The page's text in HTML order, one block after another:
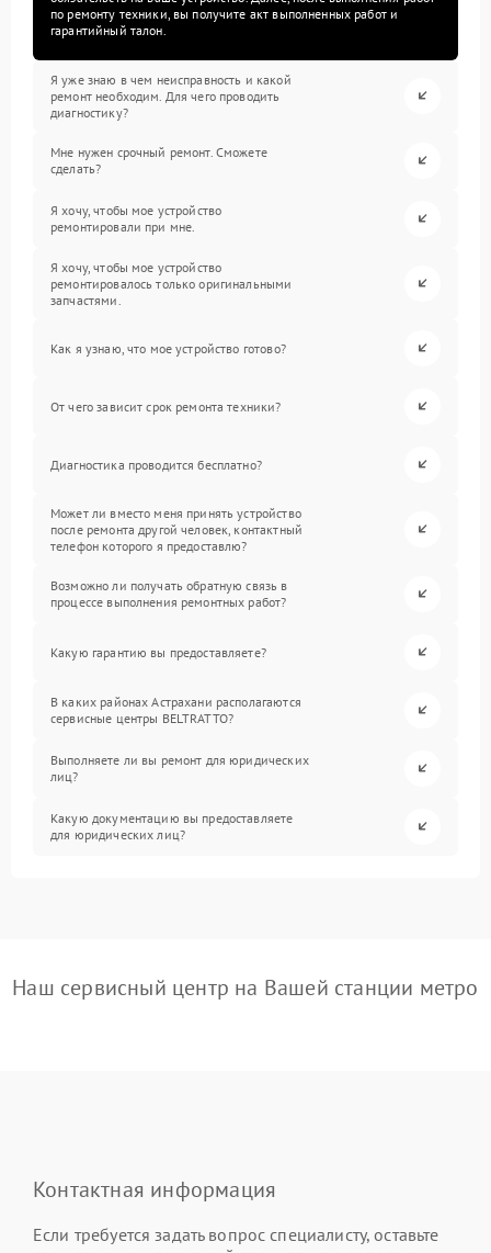
по ремонту техники, вы получите акт выполненных работ и
гарантийный талон.
Я уже знаю в чем неисправность и какой
ремонт необходим. Для чего проводить
диагностику?
Мне нужен срочный ремонт. Сможете
сделать?
Я хочу, чтобы мое устройство
ремонтировали при мне.
Я хочу, чтобы мое устройство
ремонтировалось только оригинальными
запчастями.
Как я узнаю, что мое устройство готово?
От чего зависит срок ремонта техники?
Диагностика проводится бесплатно?
Может ли вместо меня принять устройство
после ремонта другой человек, контактный
телефон которого я предоставлю?
Возможно ли получать обратную связь в
процессе выполнения ремонтных работ?
Какую гарантию вы предоставляете?
В каких районах Астрахани располагаются
сервисные центры BELTRATTO?
Выполняете ли вы ремонт для юридических
лиц?
Какую документацию вы предоставляете
для юридических лиц?
Наш сервисный центр на Вашей станции метро
Контактная информация
Если требуется задать вопрос специалисту, оставьте